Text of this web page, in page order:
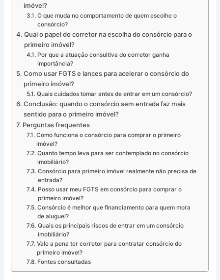
imóvel?
O que muda no comportamento de quem escolhe o
consórcio?
Qual o papel do corretor na escolha do consórcio para o
primeiro imóvel?
Por que a atuação consultiva do corretor ganha
importância?
Como usar FGTS e lances para acelerar o consórcio do
primeiro imóvel?
Quais cuidados tomar antes de entrar em um consórcio?
Conclusão: quando o consórcio sem entrada faz mais
sentido para o primeiro imóvel?
Perguntas frequentes
Como funciona o consórcio para comprar o primeiro
imóvel?
Quanto tempo leva para ser contemplado no consórcio
imobiliário?
Consórcio para primeiro imóvel realmente não precisa de
entrada?
Posso usar meu FGTS em consórcio para comprar o
primeiro imóvel?
Consórcio é melhor que financiamento para quem mora
de aluguel?
Quais os principais riscos de entrar em um consórcio
imobiliário?
Vale a pena ter corretor para contratar consórcio do
primeiro imóvel?
Fontes consultadas